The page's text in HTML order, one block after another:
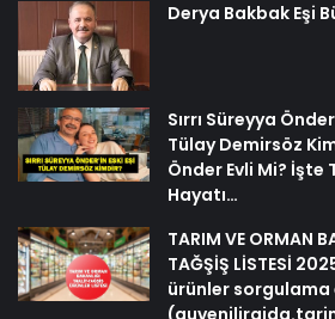
Derya Bakbak Eşi
Sırrı Süreyya
Tülay Demirsöz
Önder Evli Mi? İşte
Hayatı…
TARIM VE ORMAN
TAĞŞİŞ LİSTESİ
ürünler sorgulama